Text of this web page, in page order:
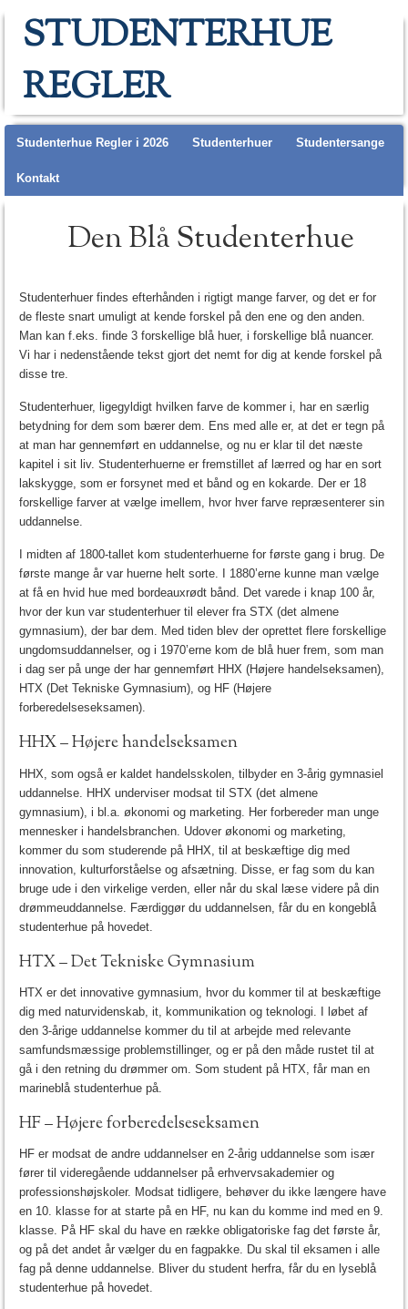
STUDENTERHUE
REGLER
Main menu
Studenterhue Regler i 2026 Studenterhuer Studentersange
Kontakt
Den Blå Studenterhue
Studenterhuer findes efterhånden i rigtigt mange farver, og det er for
de fleste snart umuligt at kende forskel på den ene og den anden.
Man kan f.eks. finde 3 forskellige blå huer, i forskellige blå nuancer.
Vi har i nedenstående tekst gjort det nemt for dig at kende forskel på
disse tre.
Studenterhuer, ligegyldigt hvilken farve de kommer i, har en særlig
betydning for dem som bærer dem. Ens med alle er, at det er tegn på
at man har gennemført en uddannelse, og nu er klar til det næste
kapitel i sit liv. Studenterhuerne er fremstillet af lærred og har en sort
lakskygge, som er forsynet med et bånd og en kokarde. Der er 18
forskellige farver at vælge imellem, hvor hver farve repræsenterer sin
uddannelse.
I midten af 1800-tallet kom studenterhuerne for første gang i brug. De
første mange år var huerne helt sorte. I 1880’erne kunne man vælge
at få en hvid hue med bordeauxrødt bånd. Det varede i knap 100 år,
hvor der kun var studenterhuer til elever fra STX (det almene
gymnasium), der bar dem. Med tiden blev der oprettet flere forskellige
ungdomsuddannelser, og i 1970’erne kom de blå huer frem, som man
i dag ser på unge der har gennemført HHX (Højere handelseksamen),
HTX (Det Tekniske Gymnasium), og HF (Højere
forberedelseseksamen).
HHX – Højere handelseksamen
HHX, som også er kaldet handelsskolen, tilbyder en 3-årig gymnasiel
uddannelse. HHX underviser modsat til STX (det almene
gymnasium), i bl.a. økonomi og marketing. Her forbereder man unge
mennesker i handelsbranchen. Udover økonomi og marketing,
kommer du som studerende på HHX, til at beskæftige dig med
innovation, kulturforståelse og afsætning. Disse, er fag som du kan
bruge ude i den virkelige verden, eller når du skal læse videre på din
drømmeuddannelse. Færdiggør du uddannelsen, får du en kongeblå
studenterhue på hovedet.
HTX – Det Tekniske Gymnasium
HTX er det innovative gymnasium, hvor du kommer til at beskæftige
dig med naturvidenskab, it, kommunikation og teknologi. I løbet af
den 3-årige uddannelse kommer du til at arbejde med relevante
samfundsmæssige problemstillinger, og er på den måde rustet til at
gå i den retning du drømmer om. Som student på HTX, får man en
marineblå studenterhue på.
HF – Højere forberedelseseksamen
HF er modsat de andre uddannelser en 2-årig uddannelse som især
fører til videregående uddannelser på erhvervsakademier og
professionshøjskoler. Modsat tidligere, behøver du ikke længere have
en 10. klasse for at starte på en HF, nu kan du komme ind med en 9.
klasse. På HF skal du have en række obligatoriske fag det første år,
og på det andet år vælger du en fagpakke. Du skal til eksamen i alle
fag på denne uddannelse. Bliver du student herfra, får du en lyseblå
studenterhue på hovedet.